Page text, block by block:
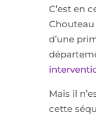
C’est en
d’une
Mais il
cette